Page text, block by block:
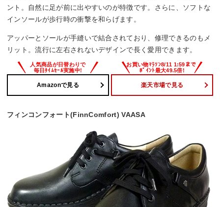
ント。自然に足が前に出やすいのが特徴です。さらに、ソフトな
インソールが歩行時の衝撃を和らげます。
アッパーとソールが手縫いで結合されており、修理できるのもメ
リット。流行に左右されないデザインで長く愛用できます。
Amazonで見る 楽天市場で見る
フィンコンフォート(FinnComfort) VAASA